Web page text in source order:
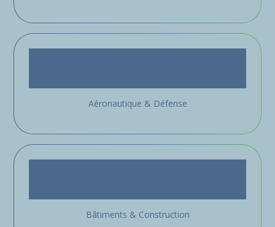
Aéronautique & Défense
Bâtiments & Construction